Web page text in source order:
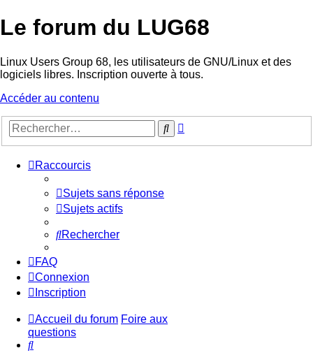
Le forum du LUG68
Linux Users Group 68, les utilisateurs de GNU/Linux et des
logiciels libres. Inscription ouverte à tous.
Accéder au contenu
Rechercher
Raccourcis
Sujets sans réponse
Sujets actifs
Rechercher
FAQ
Connexion
Inscription
Accueil du forum Foire aux
questions
Rechercher